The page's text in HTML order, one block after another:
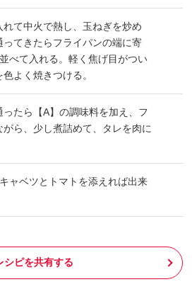
て中火で熱し、玉ねぎを炒め
ってきたらフライパンの端に寄
べて入れる。軽く焦げ目がつい
よく焼きつける。
ったら【A】の調味料を加え、フ
ら、少し煮詰めて、タレを肉に
ャベツとトマトを添えれば出来
シピを共有する